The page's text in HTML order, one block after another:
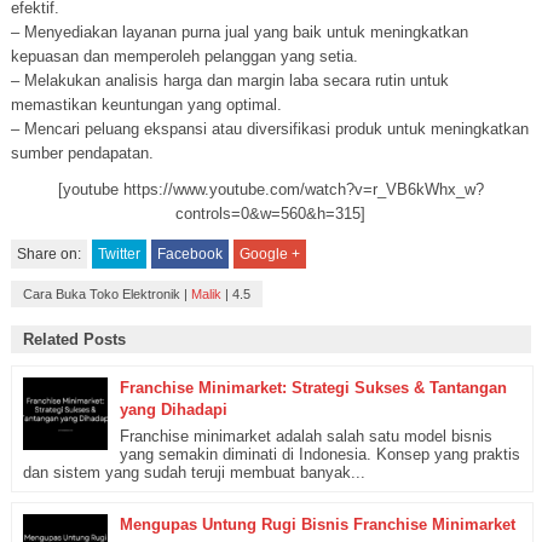
efektif.
– Menyediakan layanan purna jual yang baik untuk meningkatkan
kepuasan dan memperoleh pelanggan yang setia.
– Melakukan analisis harga dan margin laba secara rutin untuk
memastikan keuntungan yang optimal.
– Mencari peluang ekspansi atau diversifikasi produk untuk meningkatkan
sumber pendapatan.
[youtube https://www.youtube.com/watch?v=r_VB6kWhx_w?
controls=0&w=560&h=315]
Share on: Twitter Facebook Google +
Cara Buka Toko Elektronik | Malik | 4.5
Related Posts
Franchise Minimarket: Strategi Sukses & Tantangan
yang Dihadapi
Franchise minimarket adalah salah satu model bisnis
yang semakin diminati di Indonesia. Konsep yang praktis
dan sistem yang sudah teruji membuat banyak...
Mengupas Untung Rugi Bisnis Franchise Minimarket